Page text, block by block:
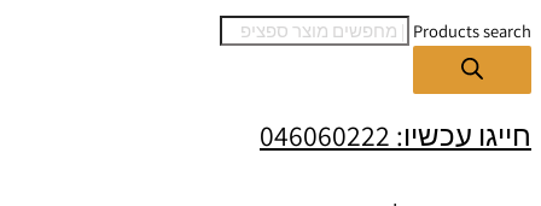
Products search
חייגו עכשיו: 046060222